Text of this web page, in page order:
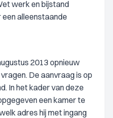
werk en bijstand
alleenstaande
2013 opnieuw
De aanvraag is op
In het kader van deze
een kamer te
adres hij met ingang